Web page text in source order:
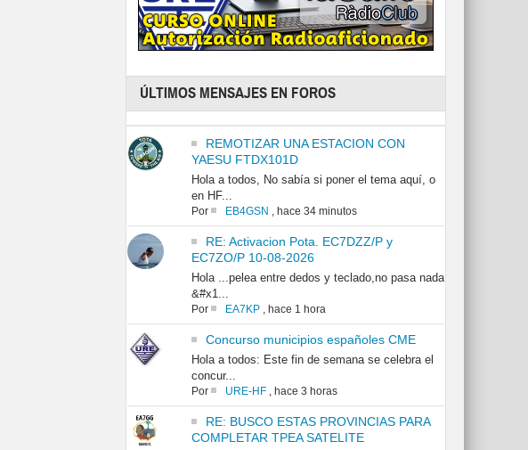
ÚLTIMOS MENSAJES EN FOROS
REMOTIZAR UNA ESTACION CON
YAESU FTDX101D
Hola a todos, No sabía si poner el tema aquí, o
en HF...
Por EB4GSN , hace 34 minutos
RE: Activacion Pota. EC7DZZ/P y
EC7ZO/P 10-08-2026
Hola ...pelea entre dedos y teclado,no pasa nada
&#x1...
Por EA7KP, hace 1 hora
Concurso municipios españoles CME
Hola a todos: Este fin de semana se celebra el
concur...
Por URE-HF, hace 3 horas
RE: BUSCO ESTAS PROVINCIAS PARA
COMPLETAR TPEA SATELITE